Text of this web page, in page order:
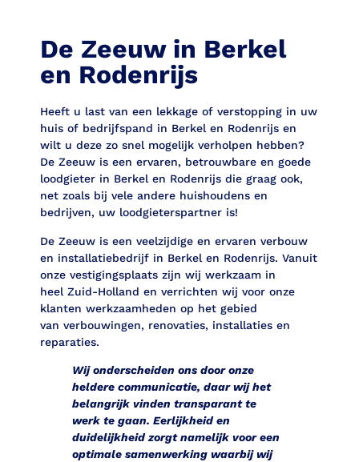
De Zeeuw in Berkel
en Rodenrijs
Heeft u last van een lekkage of verstopping in uw
huis of bedrijfspand in Berkel en Rodenrijs en
wilt u deze zo snel mogelijk verholpen hebben?
De Zeeuw is een ervaren, betrouwbare en goede
loodgieter in Berkel en Rodenrijs die graag ook,
net zoals bij vele andere huishoudens en
bedrijven, uw loodgieterspartner is!
De Zeeuw is een veelzijdige en ervaren verbouw
en installatiebedrijf in Berkel en Rodenrijs. Vanuit
onze vestigingsplaats zijn wij werkzaam in
heel Zuid-Holland en verrichten wij voor onze
klanten werkzaamheden op het gebied
van verbouwingen, renovaties, installaties en
reparaties.
Wij onderscheiden ons door onze
heldere communicatie, daar wij het
belangrijk vinden transparant te
werk te gaan. Eerlijkheid en
duidelijkheid zorgt namelijk voor een
optimale samenwerking waarbij wij